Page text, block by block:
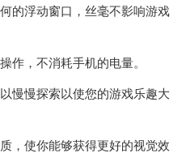
的浮动窗口，丝毫不影响游戏
作，不消耗手机的电量。
慢慢探索以使您的游戏乐趣大
，使你能够获得更好的视觉效